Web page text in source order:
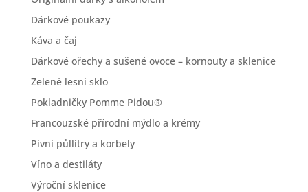
Dárkové poukazy
Káva a čaj
Dárkové ořechy a sušené ovoce – kornouty a sklenice
Zelené lesní sklo
Pokladničky Pomme Pidou®
Francouzské přírodní mýdlo a krémy
Pivní půllitry a korbely
Víno a destiláty
Výroční sklenice